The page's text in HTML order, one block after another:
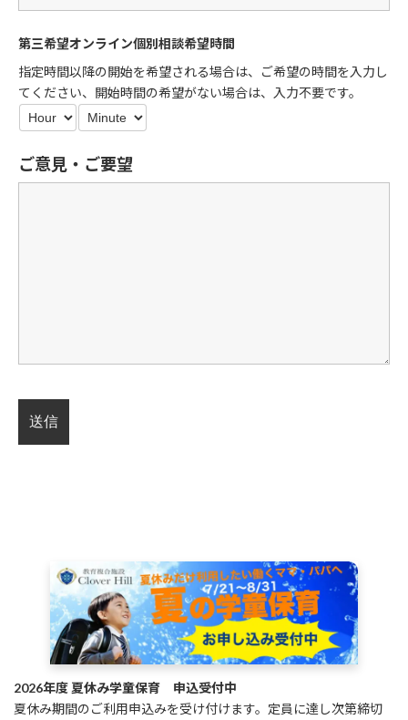
第三希望オンライン個別相談希望時間
指定時間以降の開始を希望される場合は、ご希望の時間を入力し
てください、開始時間の希望がない場合は、入力不要です。
ご意見・ご要望
2026年度 夏休み学童保育 申込受付中
夏休み期間のご利用申込みを受け付けます。定員に達し次第締切